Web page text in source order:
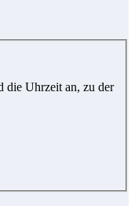
die Uhrzeit an, zu der